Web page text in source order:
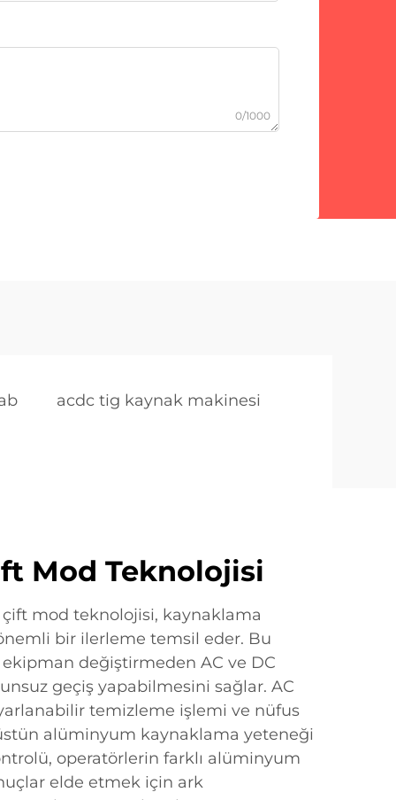
0/1000
acdc tig kaynak makinesi
Mod Teknolojisi
çift mod teknolojisi, kaynaklama
bir ilerleme temsil eder. Bu
ekipman değiştirmeden AC ve DC
geçiş yapabilmesini sağlar. AC
temizleme işlemi ve nüfus
alüminyum kaynaklama yeteneği
operatörlerin farklı alüminyum
elde etmek için ark